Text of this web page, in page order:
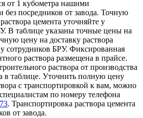
от 1 кубометра нашими
без посредников от завода. Точную
цемента уточняйте у
В таблице указаны точные цены на
цену на доставку раствора
сотрудников БРУ. Фиксированная
раствора размещена в прайсе.
раствора от производства
в таблице. Уточнить полную цену
с транспортировкой к вам, можно
по номеру телефона
. Транспортировка раствора цемента
от завода.